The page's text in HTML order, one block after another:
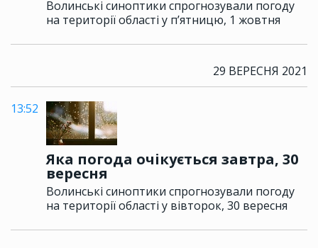
Волинські синоптики спрогнозували погоду
на території області у п’ятницю, 1 жовтня
29 ВЕРЕСНЯ 2021
13:52
Яка погода очікується завтра, 30
вересня
Волинські синоптики спрогнозували погоду
на території області у вівторок, 30 вересня